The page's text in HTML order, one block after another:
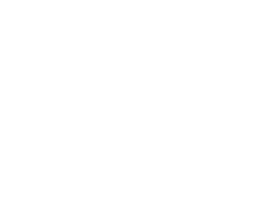
sowie für seine unverwechselbare,